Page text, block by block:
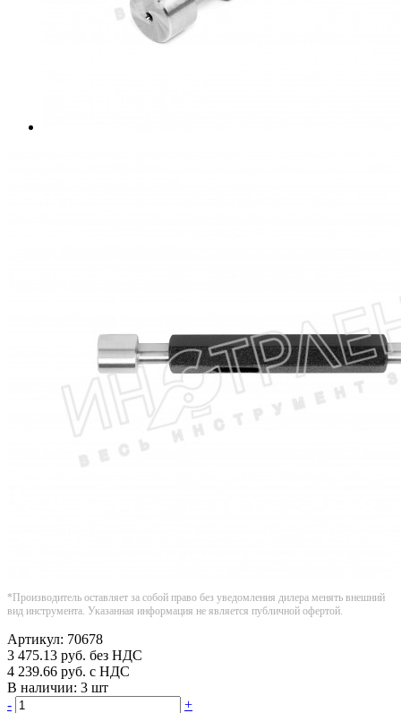
*Производитель оставляет за собой право без уведомления дилера менять внешний
вид инструмента. Указанная информация не является публичной офертой.
Артикул: 70678
3 475.13 руб. без НДС
4 239.66 руб. с НДС
В наличии: 3 шт
-
+